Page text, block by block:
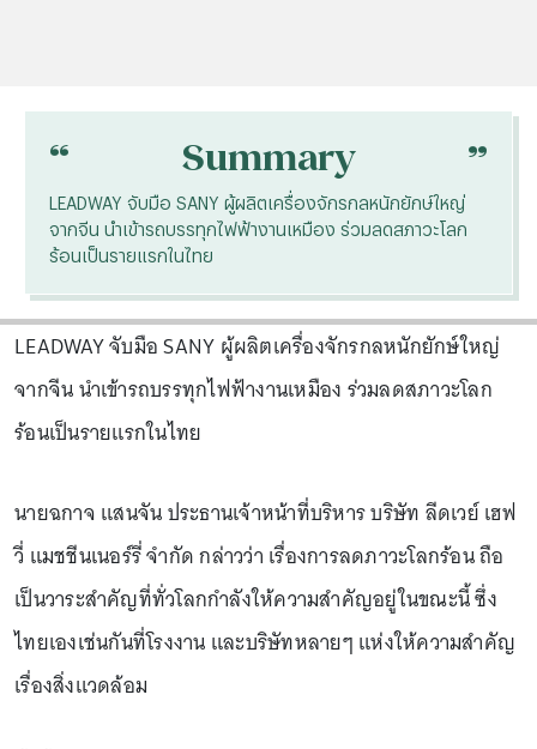
“ Summary “
LEADWAY จับมือ SANY ผู้ผลิตเครื่องจักรกลหนักยักษ์ใหญ่
จากจีน นำเข้ารถบรรทุกไฟฟ้างานเหมือง ร่วมลดสภาวะโลก
ร้อนเป็นรายแรกในไทย
LEADWAY จับมือ SANY ผู้ผลิตเครื่องจักรกลหนักยักษ์ใหญ่
จากจีน นำเข้ารถบรรทุกไฟฟ้างานเหมือง ร่วมลดสภาวะโลก
ร้อนเป็นรายแรกในไทย
นายฉกาจ แสนจัน ประธานเจ้าหน้าที่บริหาร บริษัท ลีดเวย์ เฮฟ
วี่ แมชชีนเนอร์รี่ จำกัด กล่าวว่า เรื่องการลดภาวะโลกร้อน ถือ
เป็นวาระสำคัญที่ทั่วโลกกำลังให้ความสำคัญอยู่ในขณะนี้ ซึ่ง
ไทยเองเช่นกันที่โรงงาน และบริษัทหลายๆ แห่งให้ความสำคัญ
เรื่องสิ่งแวดล้อม